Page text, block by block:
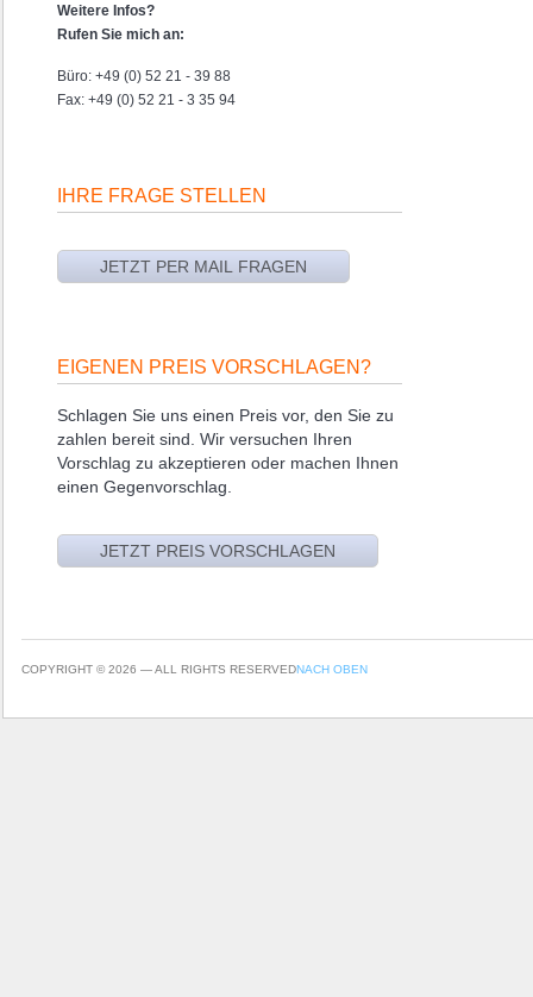
Weitere Infos?
Rufen Sie mich an:
Büro: +49 (0) 52 21 - 39 88
Fax: +49 (0) 52 21 - 3 35 94
IHRE FRAGE STELLEN
EIGENEN PREIS VORSCHLAGEN?
Schlagen Sie uns einen Preis vor, den Sie zu
zahlen bereit sind. Wir versuchen Ihren
Vorschlag zu akzeptieren oder machen Ihnen
einen Gegenvorschlag.
COPYRIGHT © 2026 — ALL RIGHTS RESERVEDNACH OBEN